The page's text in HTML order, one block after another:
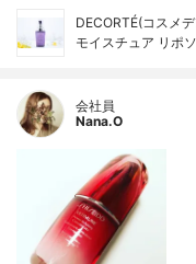
DECORTÉ(コスメ
モイスチュア リポ
会社員
Nana.O